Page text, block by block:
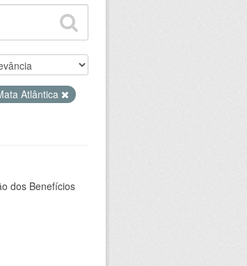
Atlântica
dos Benefícios